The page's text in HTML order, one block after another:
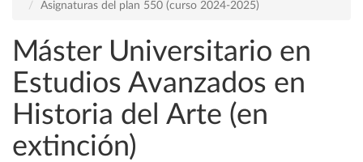
Asignaturas del plan 550 (curso 2024-2025)
Máster Universitario en
Estudios Avanzados en
Historia del Arte (en
extinción)